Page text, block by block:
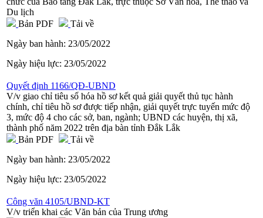
Du lịch
Bản PDF
Tải về
Ngày ban hành: 23/05/2022
Ngày hiệu lực: 23/05/2022
Quyết định 1166/QĐ-UBND
V/v giao chỉ tiêu số hóa hồ sơ kết quả giải quyết thủ tục hành
chính, chỉ tiêu hồ sơ được tiếp nhận, giải quyết trực tuyến mức độ
3, mức độ 4 cho các sở, ban, ngành; UBND các huyện, thị xã,
thành phố năm 2022 trên địa bàn tỉnh Đắk Lắk
Bản PDF
Tải về
Ngày ban hành: 23/05/2022
Ngày hiệu lực: 23/05/2022
Công văn 4105/UBND-KT
V/v triển khai các Văn bản của Trung ương